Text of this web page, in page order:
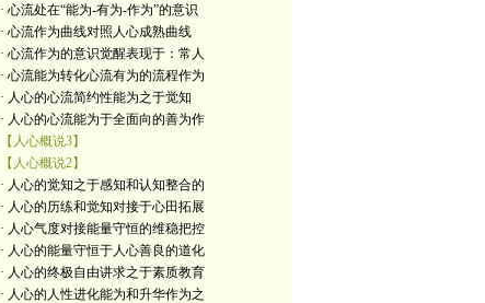
· 心流处在“能为-有为-作为”的意识
· 心流作为曲线对照人心成熟曲线
· 心流作为的意识觉醒表现于：常人
· 心流能为转化心流有为的流程作为
· 人心的心流简约性能为之于觉知
· 人心的心流能为于全面向的善为作
【人心概说3】
【人心概说2】
· 人心的觉知之于感知和认知整合的
· 人心的历练和觉知对接于心田拓展
· 人心气度对接能量守恒的维稳把控
· 人心的能量守恒于人心善良的道化
· 人心的终极自由讲求之于素质教育
· 人心的人性进化能为和升华作为之